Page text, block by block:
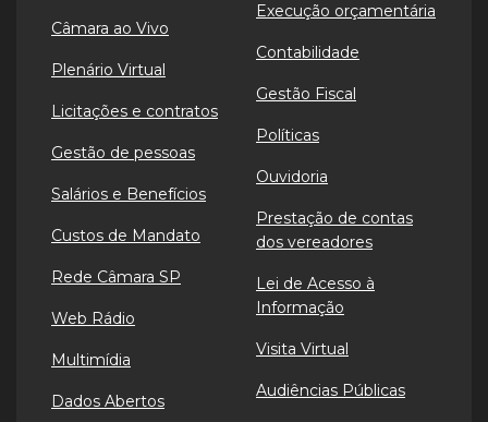
Câmara ao Vivo
Plenário Virtual
Licitações e contratos
Gestão de pessoas
Salários e Benefícios
Custos de Mandato
Rede Câmara SP
Web Rádio
Multimídia
Dados Abertos
Execução orçamentária
Contabilidade
Gestão Fiscal
Políticas
Ouvidoria
Prestação de contas
dos vereadores
Lei de Acesso à
Informação
Visita Virtual
Audiências Públicas